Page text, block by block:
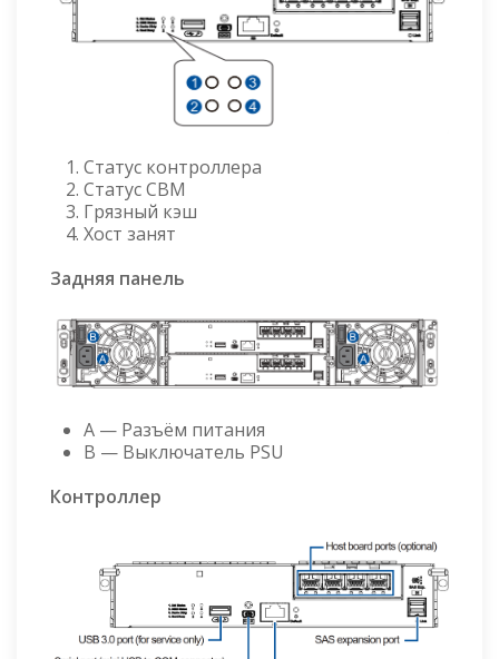
Статус контроллера
Статус CBM
Грязный кэш
Хост занят
Задняя панель
A — Разъём питания
B — Выключатель PSU
Контроллер